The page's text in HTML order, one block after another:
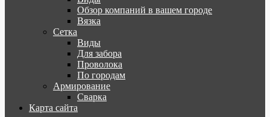
Обзор компаний в вашем городе
Вязка
Сетка
Виды
Для забора
Проволока
По городам
Армирование
Сварка
Карта сайта